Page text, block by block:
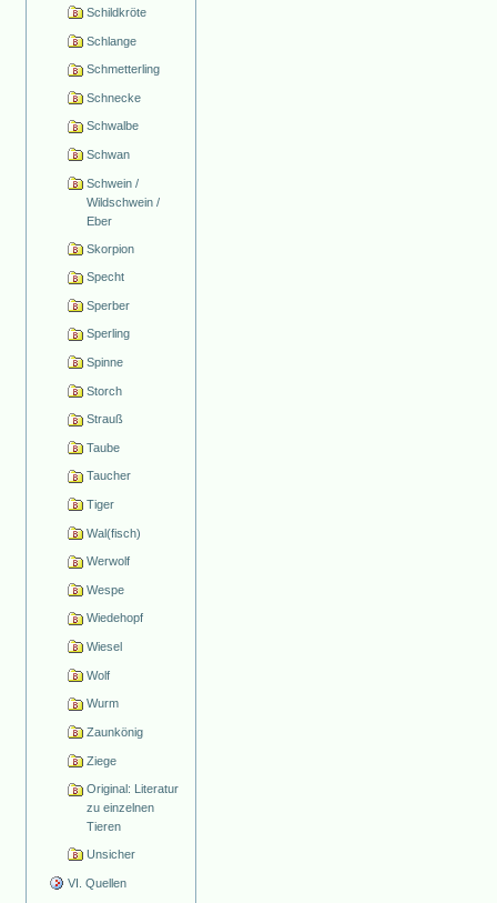
Schildkröte
Schlange
Schmetterling
Schnecke
Schwalbe
Schwan
Schwein /
Wildschwein /
Eber
Skorpion
Specht
Sperber
Sperling
Spinne
Storch
Strauß
Taube
Taucher
Tiger
Wal(fisch)
Werwolf
Wespe
Wiedehopf
Wiesel
Wolf
Wurm
Zaunkönig
Ziege
Original: Literatur
zu einzelnen
Tieren
Unsicher
VI. Quellen